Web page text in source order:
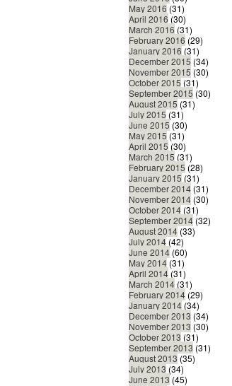
May 2016 (31)
April 2016 (30)
March 2016 (31)
February 2016 (29)
January 2016 (31)
December 2015 (34)
November 2015 (30)
October 2015 (31)
September 2015 (30)
August 2015 (31)
July 2015 (31)
June 2015 (30)
May 2015 (31)
April 2015 (30)
March 2015 (31)
February 2015 (28)
January 2015 (31)
December 2014 (31)
November 2014 (30)
October 2014 (31)
September 2014 (32)
August 2014 (33)
July 2014 (42)
June 2014 (60)
May 2014 (31)
April 2014 (31)
March 2014 (31)
February 2014 (29)
January 2014 (34)
December 2013 (34)
November 2013 (30)
October 2013 (31)
September 2013 (31)
August 2013 (35)
July 2013 (34)
June 2013 (45)